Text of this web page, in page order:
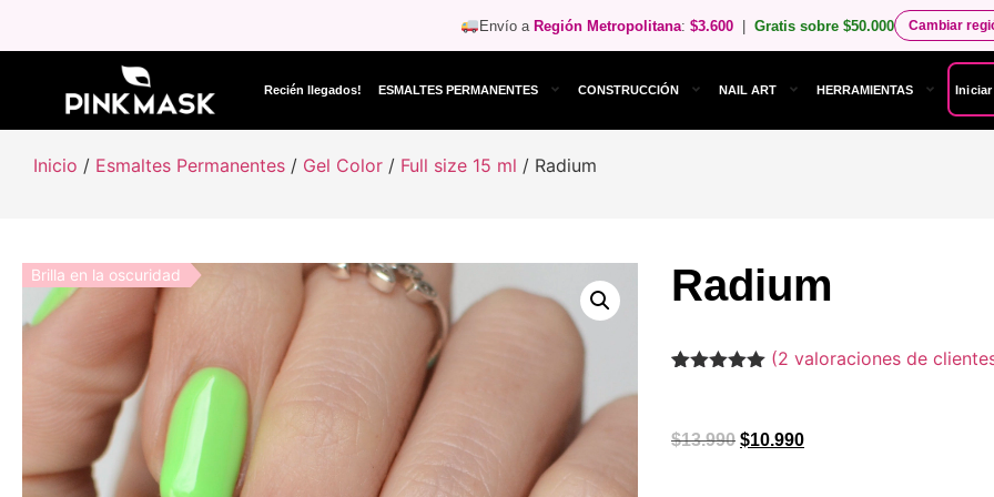
Envío aRegión Metropolitana:$3.600 |Gratis sobre $50.000 Cambiar
Recién llegados! ESMALTES PERMANENTES CONSTRUCCIÓN NAIL ART HERRAMIENTAS
Inicio / Esmaltes Permanentes / Gel Color / Full size 15 ml / Radium
Brilla en la oscuridad Radium
a
(2 valoraciones de
$13.990 $10.990